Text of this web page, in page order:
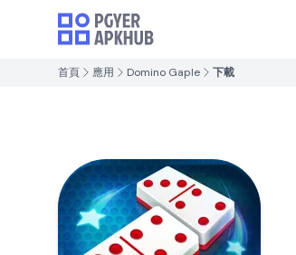
首頁 應用 Domino Gaple 下載